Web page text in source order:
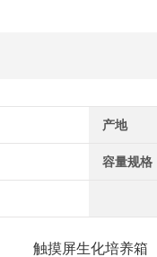
产地
容量规格
触摸屏生化培养箱